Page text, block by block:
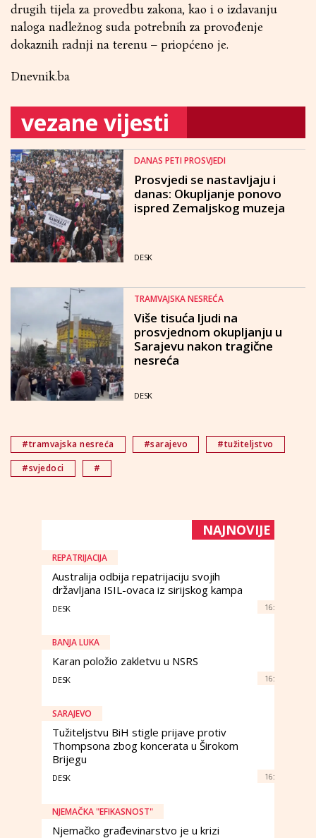
drugih tijela za provedbu zakona, kao i o izdavanju
naloga nadležnog suda potrebnih za provođenje
dokaznih radnji na terenu – priopćeno je.
Dnevnik.ba
vezane vijesti
DANAS PETI PROSVJEDI
Prosvjedi se nastavljaju i
danas: Okupljanje ponovo
ispred Zemaljskog muzeja
DESK
TRAMVAJSKA NESREĆA
Više tisuća ljudi na
prosvjednom okupljanju u
Sarajevu nakon tragične
nesreća
DESK
#tramvajska nesreća #sarajevo
#tužiteljstvo
#svjedoci
#
NAJNOVIJE
REPATRIJACIJA
Australija odbija repatrijaciju svojih
državljana ISIL-ovaca iz sirijskog kampa
DESK 16:
BANJA LUKA
Karan položio zakletvu u NSRS
DESK 16:
SARAJEVO
Tužiteljstvu BiH stigle prijave protiv
Thompsona zbog koncerata u Širokom
Brijegu
DESK 16:
NJEMAČKA "EFIKASNOST"
Njemačko građevinarstvo je u krizi